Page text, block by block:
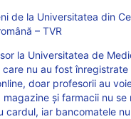
de la Universitatea din
– TVR
la Universitatea de
care nu au fost înregistrate
doar profesorii au
și farmacii nu se
cardul, iar bancomatele